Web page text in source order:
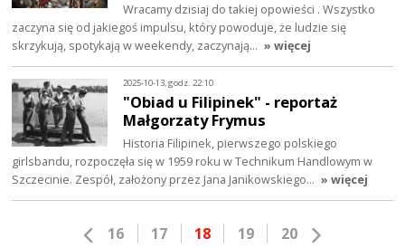
Wracamy dzisiaj do takiej opowieści . Wszystko
zaczyna się od jakiegoś impulsu, który powoduje, że ludzie się
skrzykują, spotykają w weekendy, zaczynają… » więcej
2025-10-13, godz. 22:10
"Obiad u Filipinek" - reportaż
Małgorzaty Frymus
Historia Filipinek, pierwszego polskiego
girlsbandu, rozpoczęła się w 1959 roku w Technikum Handlowym w
Szczecinie. Zespół, założony przez Jana Janikowskiego… » więcej
16 17 18 19 20